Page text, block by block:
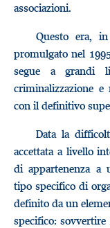
associazioni.
Questo era,
promulgato nel
segue a grandi
criminalizzazione
con il definitivo
Data la
accettata a livello
di appartenenza a
tipo specifico di
definito da un
specifico: